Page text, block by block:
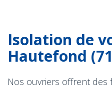
Isolation de
Hautefond
Nos ouvriers offrent des